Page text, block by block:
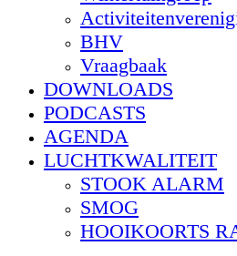
BHV
Vraagbaak
DOWNLOADS
PODCASTS
AGENDA
LUCHTKWALITEIT
STOOK ALARM
SMOG
HOOIKOORTS